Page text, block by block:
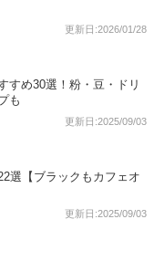
更新日:2026/01/28
すめ30選！粉・豆・ドリ
も
更新日:2025/09/03
選【ブラックもカフェオ
更新日:2025/09/03